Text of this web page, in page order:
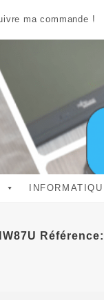
ma commande !